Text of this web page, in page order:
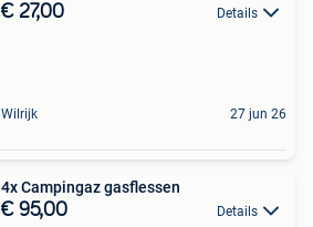
€ 27,00 Details
Wilrijk 27 jun 26
4x Campingaz gasflessen
€ 95,00 Details